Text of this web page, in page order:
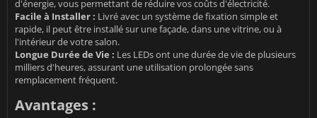
d'énergie, vous permettant de réduire vos coûts d'électricité.
Facile à Installer : Livré avec un système de fixation simple et
rapide, il peut être installé sur une façade, dans une vitrine, ou à
l'intérieur de votre salon.
Longue Durée de Vie : Les LEDs ont une durée de vie de plusieurs
milliers d'heures, assurant une utilisation prolongée sans
remplacement fréquent.
Avantages :